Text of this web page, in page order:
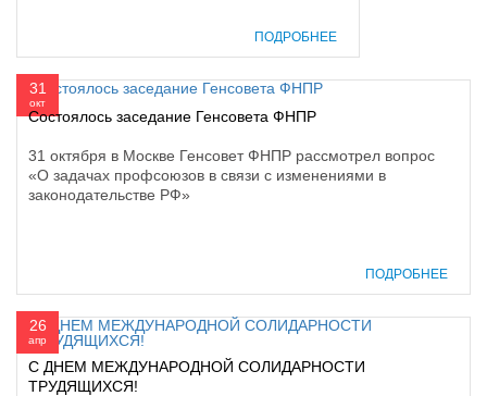
ПОДРОБНЕЕ
31
окт
Состоялось заседание Генсовета ФНПР
31 октября в Москве Генсовет ФНПР рассмотрел вопрос
«О задачах профсоюзов в связи с изменениями в
законодательстве РФ»
ПОДРОБНЕЕ
26
апр
С ДНЕМ МЕЖДУНАРОДНОЙ СОЛИДАРНОСТИ
ТРУДЯЩИХСЯ!